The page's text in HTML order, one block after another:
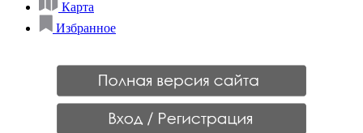
Карта
Избранное